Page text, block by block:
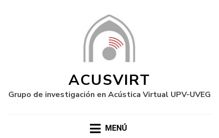
ACUSVIRT
Grupo de investigación en Acústica Virtual UPV-UVEG
MENÚ